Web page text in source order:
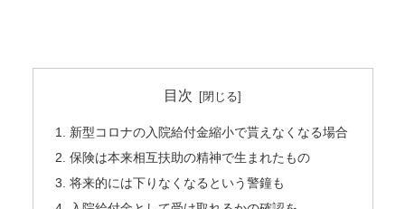
目次
新型コロナの入院給付金縮小で貰えなくなる場合
保険は本来相互扶助の精神で生まれたもの
将来的には下りなくなるという警鐘も